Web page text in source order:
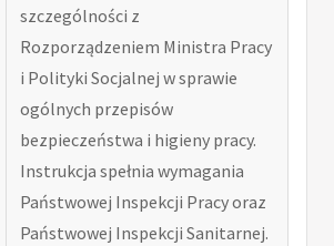
szczególności z
Rozporządzeniem Ministra Pracy
i Polityki Socjalnej w sprawie
ogólnych przepisów
bezpieczeństwa i higieny pracy.
Instrukcja spełnia wymagania
Państwowej Inspekcji Pracy oraz
Państwowej Inspekcji Sanitarnej.